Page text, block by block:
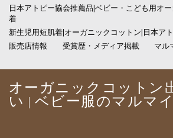
日本アトピー協会推薦品|ベビー・こども用オ
着
新生児用短肌着|オーガニックコットン|日本ア
販売店情報
受賞歴・メディア掲載 マル
オーガニックコットン
い | ベビー服のマルマ